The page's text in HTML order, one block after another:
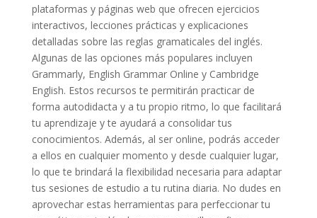
plataformas y páginas web que ofrecen ejercicios
interactivos, lecciones prácticas y explicaciones
detalladas sobre las reglas gramaticales del inglés.
Algunas de las opciones más populares incluyen
Grammarly, English Grammar Online y Cambridge
English. Estos recursos te permitirán practicar de
forma autodidacta y a tu propio ritmo, lo que facilitará
tu aprendizaje y te ayudará a consolidar tus
conocimientos. Además, al ser online, podrás acceder
a ellos en cualquier momento y desde cualquier lugar,
lo que te brindará la flexibilidad necesaria para adaptar
tus sesiones de estudio a tu rutina diaria. No dudes en
aprovechar estas herramientas para perfeccionar tu